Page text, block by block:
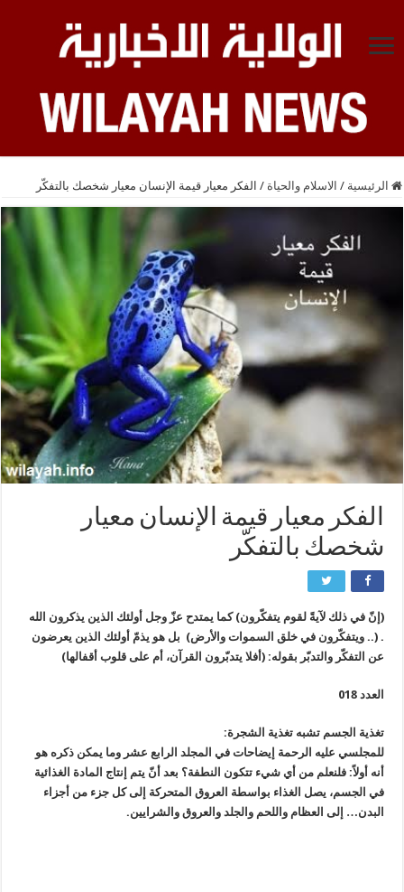
الرئيسية / الاسلام والحياة / الفكر معيار قيمة الإنسان معيار شخصك بالتفكّر
الفكر معيار قيمة الإنسان معيار
شخصك بالتفكّر
(إنّ في ذلك لآيةً لقوم يتفكّرون) كما يمتدح عزّ وجل أولئك الذين يذكرون الله
. (.. ويتفكّرون في خلق السموات والأرض) بل هو يذمّ أولئك الذين يعرضون
عن التفكّر والتدبّر بقوله: (أفلا يتدبّرون القرآن، أم على قلوب أقفالها)
العدد 018
تغذية الجسم تشبه تغذية الشجرة:
للمجلسي عليه الرحمة إيضاحات في المجلد الرابع عشر وما يمكن ذكره هو
أنه أولاً: فلنعلم من أي شيء تتكون النطفة؟ بعد أنّ يتم إنتاج المادة الغذائية
في الجسم، يصل الغذاء بواسطة العروق المتحركة إلى كل جزء من أجزاء
البدن… إلى العظام واللحم والجلد والعروق والشرايين.